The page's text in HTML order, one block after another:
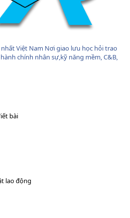
Việt Nam Nơi giao lưu học hỏi trao
chính nhân sự,kỹ năng mềm, C&B,
bài
lao động